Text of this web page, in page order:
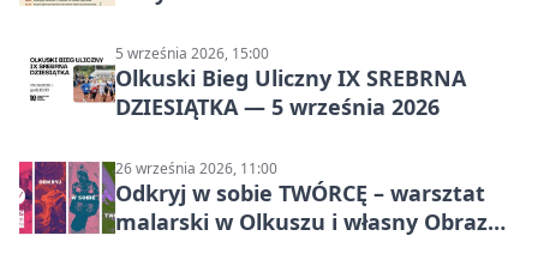
5 września 2026, 15:00
Olkuski Bieg Uliczny IX SREBRNA
DZIESIĄTKA — 5 września 2026
26 września 2026, 11:00
Odkryj w sobie TWÓRCĘ – warsztat
malarski w Olkuszu i własny Obraz